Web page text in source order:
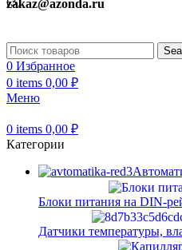
zakaz@azonda.ru
0 Избранное
0 items 0,00 ₽
Меню
0 items 0,00 ₽
Категории
Блоки питания на DIN-
Датчики температуры,